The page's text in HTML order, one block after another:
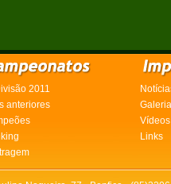
2011
anteriores
Vídeos
Links